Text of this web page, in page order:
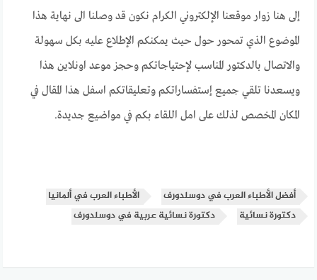
إلى هنا زوار موقعنا الإلكتروني الكرام نكون قد وصلنا الى نهاية هذا
الموضوع الذي تمحور حول حيث يمكنكم الإطلاع عليه بكل سهولة
والاتصال بالدكتور المناسب لإحتياجاتكم وحجز موعد اونلاين هذا
ويسعدنا تلقي جميع إستفساراتكم وتعليقاتكم اسفل هذا المقال في
المكان المخصص لذلك على امل اللقاء بكم في مواضيع جديدة.
أفضل الأطباء العرب في دوسلدورف
الأطباء العرب في ألمانيا
دكتورة نسائية
دكتورة نسائية عربية في دوسلدورف